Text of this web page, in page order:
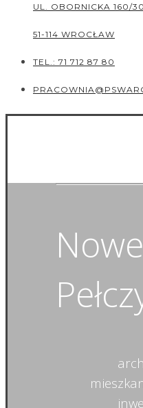
UL. OBORNICKA 160/
51-114 WROCŁAW
TEL.: 71 712 87 80
Nowe